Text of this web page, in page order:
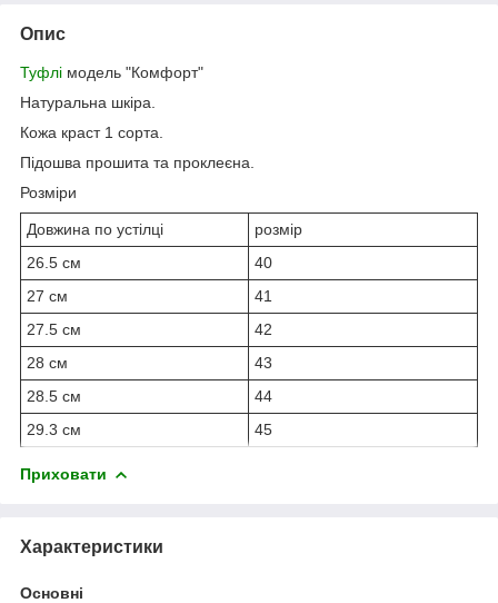
Опис
Туфлі модель "Комфорт"
Натуральна шкіра.
Кожа краст 1 сорта.
Підошва прошита та проклеєна.
Розміри
Довжина по устілці
розмір
26.5 см
40
27 см
41
27.5 см
42
28 см
43
28.5 см
44
29.3 см
45
Приховати
Характеристики
Основні